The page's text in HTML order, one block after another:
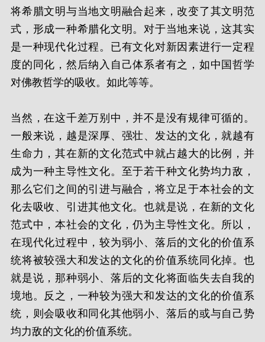
将希腊文明与当地文明融合起来，改变了其文明范
式，形成一种希腊化文明。对于当地来说，这其实
是一种现代化过程。已有文化对新因素进行一定程
度的同化，然后纳入自己体系者有之，如中国哲学
对佛教哲学的吸收。如此等等。
当然，在这千差万别中，并不是没有规律可循的。
一般来说，越是深厚、强壮、发达的文化，就越有
生命力，其在新的文化范式中就占越大的比例，并
成为一种主导性文化。至于若干种文化势均力敌，
那么它们之间的引进与融合，将立足于本社会的文
化去吸收、引进其他文化。也就是说，在新的文化
范式中，本社会的文化，仍为主导性文化。所以，
在现代化过程中，较为弱小、落后的文化的价值系
统将被较强大和发达的文化的价值系统同化掉。也
就是说，那种弱小、落后的文化将面临失去自我的
境地。反之，一种较为强大和发达的文化的价值系
统，则会吸收和同化其他弱小、落后的或与自己势
均力敌的文化的价值系统。